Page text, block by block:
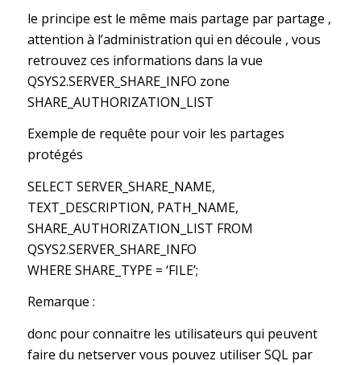
le principe est le même mais partage par partage ,
attention à l’administration qui en découle , vous
retrouvez ces informations dans la vue
QSYS2.SERVER_SHARE_INFO zone
SHARE_AUTHORIZATION_LIST
Exemple de requête pour voir les partages
protégés
SELECT SERVER_SHARE_NAME,
TEXT_DESCRIPTION, PATH_NAME,
SHARE_AUTHORIZATION_LIST FROM
QSYS2.SERVER_SHARE_INFO
WHERE SHARE_TYPE = ‘FILE’;
Remarque :
donc pour connaitre les utilisateurs qui peuvent
faire du netserver vous pouvez utiliser SQL par